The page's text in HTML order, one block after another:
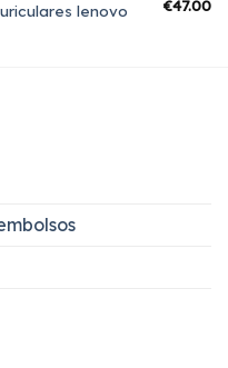
lenovo €47.00